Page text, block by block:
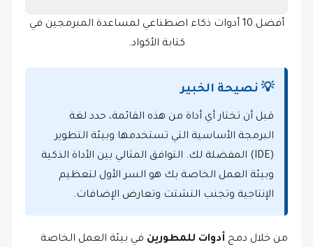
أفضل 10 أدوات ذكاء اصطناعي لمساعدة المبرمجين في
كتابة الأكواد.
💡 نصيحة الخبير
قبل أن تختار أي أداة من هذه القائمة، حدد لغة
البرمجة الأساسية التي تستخدمها وبيئة التطوير
(IDE) المفضلة لك. التوافق المثالي بين الأداة الذكية
وبيئة العمل الخاصة بك هو السر الأول لتعظيم
الإنتاجية وتجنب التشتت وتعارض الإضافات.
من خلال دمج أدوات للمطورين في بيئة العمل الخاصة